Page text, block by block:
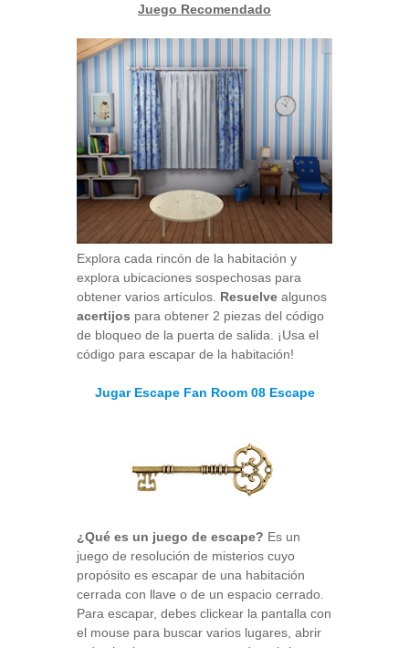
Juego Recomendado
Explora cada rincón de la habitación y
explora ubicaciones sospechosas para
obtener varios artículos. Resuelve algunos
acertijos para obtener 2 piezas del código
de bloqueo de la puerta de salida. ¡Usa el
código para escapar de la habitación!
Jugar Escape Fan Room 08 Escape
¿Qué es un juego de escape? Es un
juego de resolución de misterios cuyo
propósito es escapar de una habitación
cerrada con llave o de un espacio cerrado.
Para escapar, debes clickear la pantalla con
el mouse para buscar varios lugares, abrir